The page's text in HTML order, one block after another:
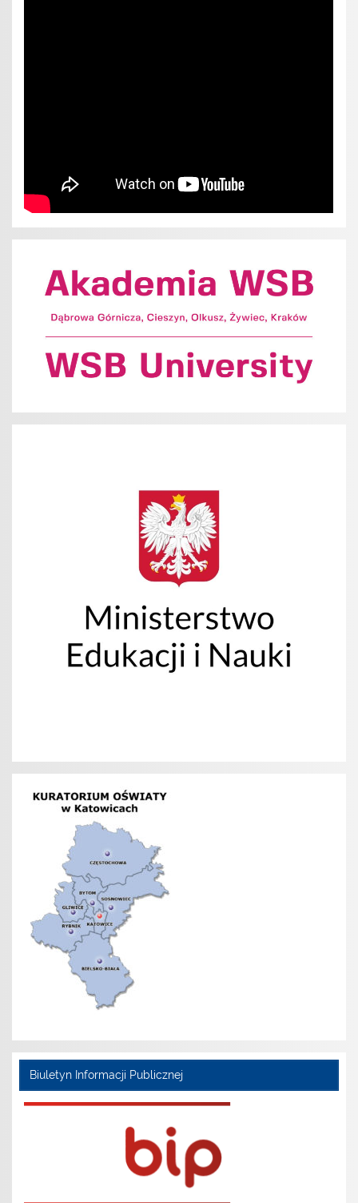
Biuletyn Informacji Publicznej